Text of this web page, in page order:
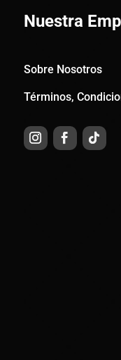
Nuestra
Sobre Nosotros
Términos,